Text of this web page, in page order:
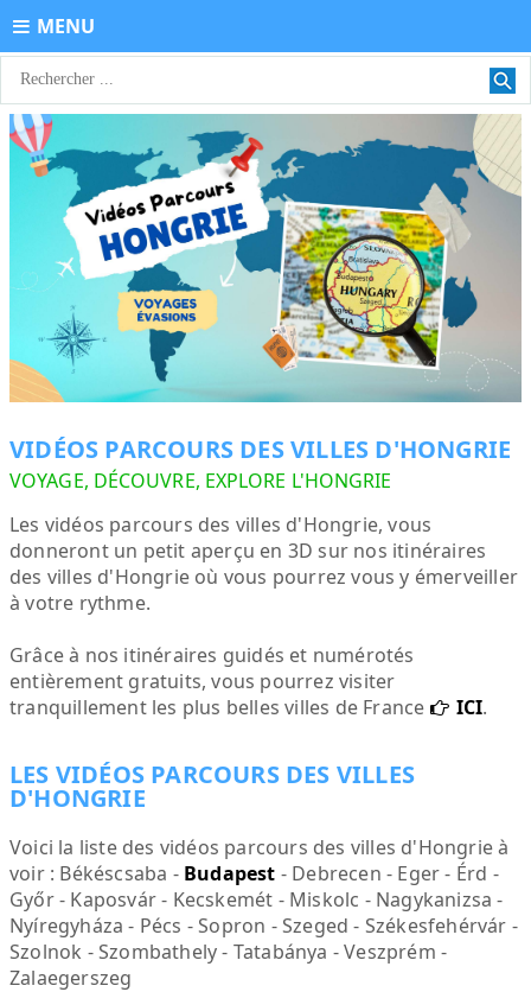
MENU
VIDÉOS PARCOURS DES VILLES D'HONGRIE
VOYAGE, DÉCOUVRE, EXPLORE L'HONGRIE
Les vidéos parcours des villes d'Hongrie, vous
donneront un petit aperçu en 3D sur nos itinéraires
des villes d'Hongrie où vous pourrez vous y émerveiller
à votre rythme.
Grâce à nos itinéraires guidés et numérotés
entièrement gratuits, vous pourrez visiter
tranquillement les plus belles villes de France
ICI.
LES VIDÉOS PARCOURS DES VILLES
D'HONGRIE
Voici la liste des vidéos parcours des villes d'Hongrie à
voir : Békéscsaba - Budapest - Debrecen - Eger - Érd -
Győr - Kaposvár - Kecskemét - Miskolc - Nagykanizsa -
Nyíregyháza - Pécs - Sopron - Szeged - Székesfehérvár -
Szolnok - Szombathely - Tatabánya - Veszprém -
Zalaegerszeg